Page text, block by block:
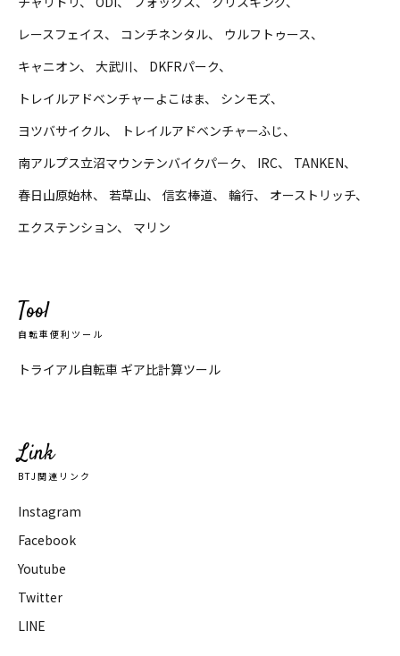
レースフェイス
コンチネンタル
ウルフトゥース
キャニオン
大武川
DKFRパーク
トレイルアドベンチャーよこはま
シンモズ
ヨツバサイクル
トレイルアドベンチャーふじ
南アルプス立沼マウンテンバイクパーク
IRC
TANKEN
春日山原始林
若草山 信玄棒道 輪行
オーストリッチ
エクステンション
マリン
Tool
自転車便利ツール
トライアル自転車 ギア比計算ツール
Link
BTJ関連リンク
Instagram
Facebook
Youtube
Twitter
LINE